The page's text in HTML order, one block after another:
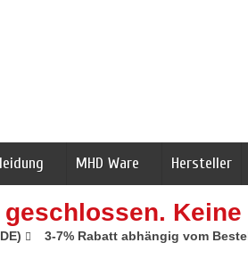
MHD Ware Hersteller
3-7% Rabatt abhängig vom